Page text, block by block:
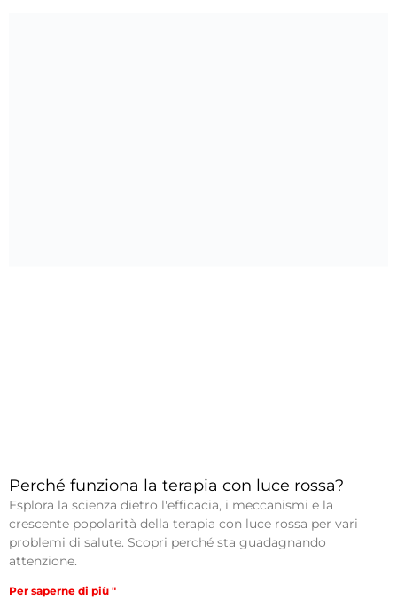
Perché funziona la terapia con luce rossa?
Esplora la scienza dietro l'efficacia, i meccanismi e la
crescente popolarità della terapia con luce rossa per vari
problemi di salute. Scopri perché sta guadagnando
attenzione.
Per saperne di più "